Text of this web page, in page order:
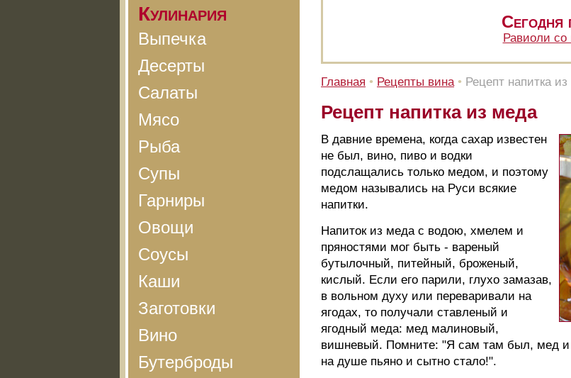
Кулинария
Выпечка
Десерты
Салаты
Мясо
Рыба
Супы
Гарниры
Овощи
Соусы
Каши
Заготовки
Вино
Бутерброды
Сегодня
Равиоли
Главная • Рецепты вина • Рецепт напитка
Рецепт напитка из меда
В давние времена, когда сахар известен
не был, вино, пиво и водки
подслащались только медом, и поэтому
медом назывались на Руси всякие
напитки.
Напиток из меда с водою, хмелем и
пряностями мог быть - вареный
бутылочный, питейный, броженый,
кислый. Если его парили, глухо замазав,
в вольном духу или переваривали на
ягодах, то получали ставленый и
ягодный меда: мед малиновый,
вишневый. Помните: "Я сам там был, мед и
на душе пьяно и сытно стало!".